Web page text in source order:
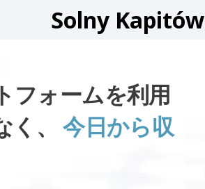
Solny Kapitów
フォームを利用
く、今日から収